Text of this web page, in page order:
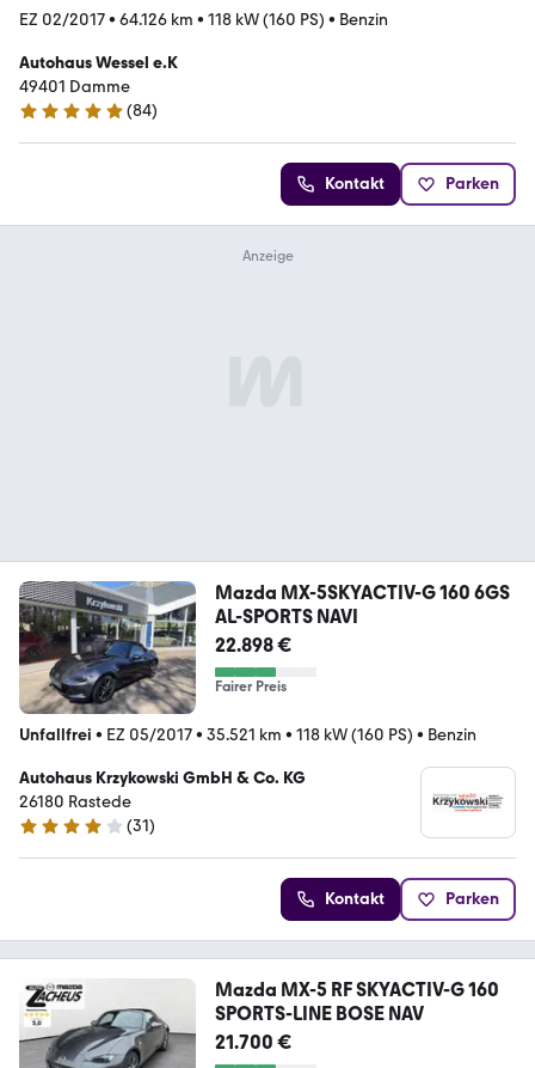
EZ 02/2017• 64.126 km • 118 kW (160 PS) • Benzin
Autohaus Wessel e.K
49401 Damme
5 Sterne
(84)
Kontakt Parken
Mazda MX-5SKYACTIV-G 160 6GS
AL-SPORTS NAVI
22.898 €
Fairer Preis
Unfallfrei • EZ 05/2017• 35.521 km • 118 kW (160 PS) • Benzin
Autohaus Krzykowski GmbH & Co. KG
26180 Rastede
3.8 Sterne
(31)
Kontakt Parken
Mazda MX-5 RF SKYACTIV-G 160
SPORTS-LINE BOSE NAV
21.700 €